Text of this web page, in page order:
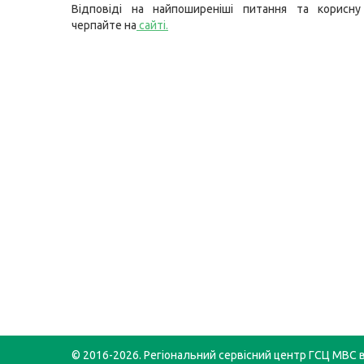
Відповіді на найпоширеніші питання та
черпайте на сайті.
© 2016-2026. Регіональний сервісний центр ГСЦ МВС